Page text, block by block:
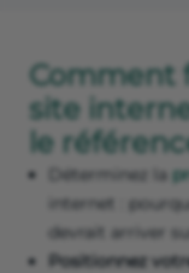
Comment
site
le
Déterminez la
internet :
devrait arriver
Positionnez